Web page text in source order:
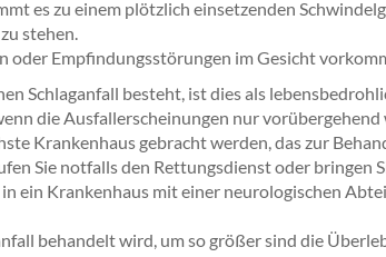
es zu einem plötzlich einsetzenden
stehen.
oder Empfindungsstörungen im Gesicht
Schlaganfall besteht, ist dies als
die Ausfallerscheinungen nur
Krankenhaus gebracht werden, das zur
Sie notfalls den Rettungsdienst oder bringen
ein Krankenhaus mit einer neurologischen
behandelt wird, um so größer sind die